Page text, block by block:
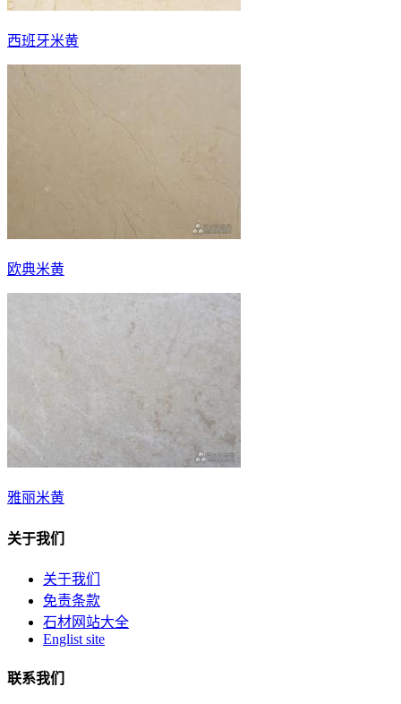
西班牙米黄
欧典米黄
雅丽米黄
关于我们
关于我们
免责条款
石材网站大全
Englist site
联系我们